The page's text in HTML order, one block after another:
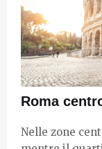
Roma
Nelle zone